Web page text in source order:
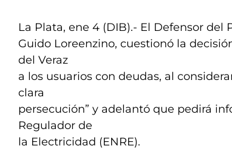
La Plata, ene 4 (DIB).- El Defensor del
Guido Loreenzino, cuestionó la
del Veraz
a los usuarios con deudas, al
clara
persecución” y adelantó que pedirá
Regulador de
la Electricidad (ENRE).